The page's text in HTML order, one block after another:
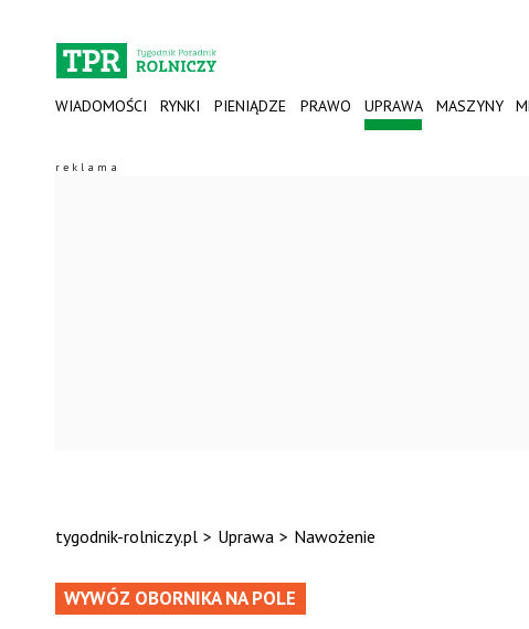
WIADOMOŚCI RYNKI PIENIĄDZE PRAWO UPRAWA MASZYNY
tygodnik-rolniczy.pl > Uprawa > Nawożenie
WYWÓZ OBORNIKA NA POLE